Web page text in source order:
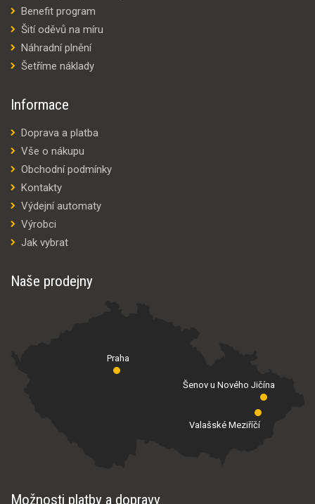
Benefit program
Šití oděvů na míru
Náhradní plnění
Šetříme náklady
Informace
Doprava a platba
Vše o nákupu
Obchodní podmínky
Kontakty
Výdejní automaty
Výrobci
Jak vybrat
Naše prodejny
Praha
Valašské Meziříčí
Šenov u Nového Jičína
Možnosti platby a dopravy